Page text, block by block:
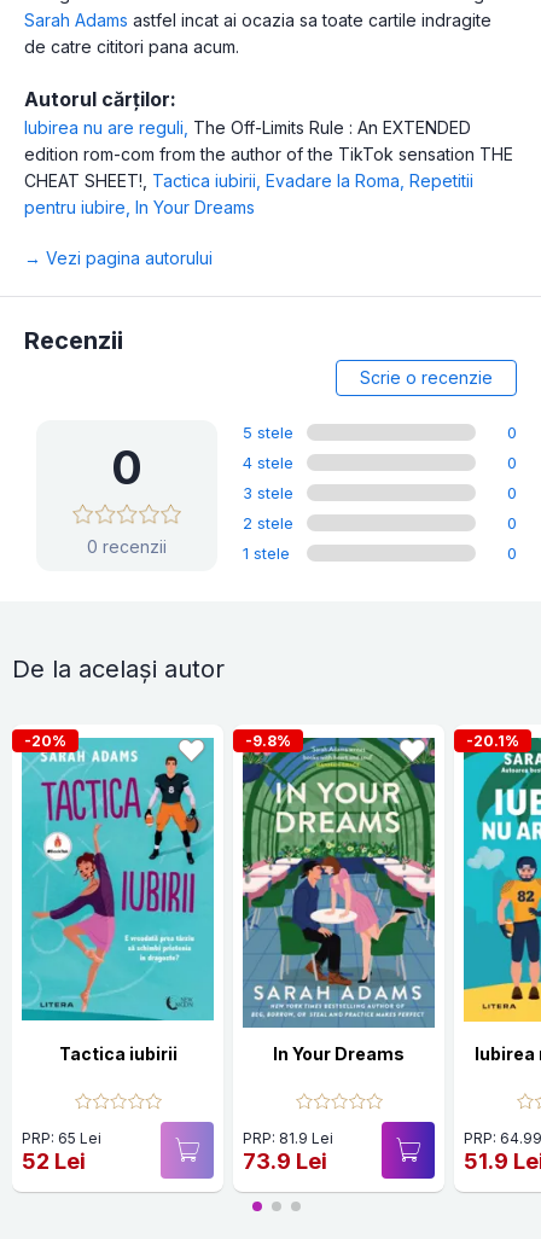
Sarah Adams astfel incat ai ocazia sa toate cartile indragite
de catre cititori pana acum.
Autorul cărților:
Iubirea nu are reguli The Off-Limits Rule : An EXTENDED
edition rom-com from the author of the TikTok sensation THE
CHEAT SHEET! Tactica iubirii Evadare la Roma Repetitii
pentru iubire In Your Dreams
→ Vezi pagina autorului
Recenzii
Scrie o recenzie
0
0 recenzii
5 stele
0
4 stele
0
3 stele
0
2 stele
0
1 stele
0
De la același autor
-20%
Tactica iubirii
PRP: 65 Lei
52 Lei
-9.8%
In Your Dreams
PRP: 81.9 Lei
73.9 Lei
-20.1%
Iubirea
PRP:
51.9